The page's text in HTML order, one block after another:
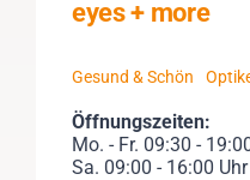
eyes + more
Gesund & Schön
Öffnungszeiten:
Mo. - Fr. 09:30 -
Sa. 09:00 - 16:00 Uhr